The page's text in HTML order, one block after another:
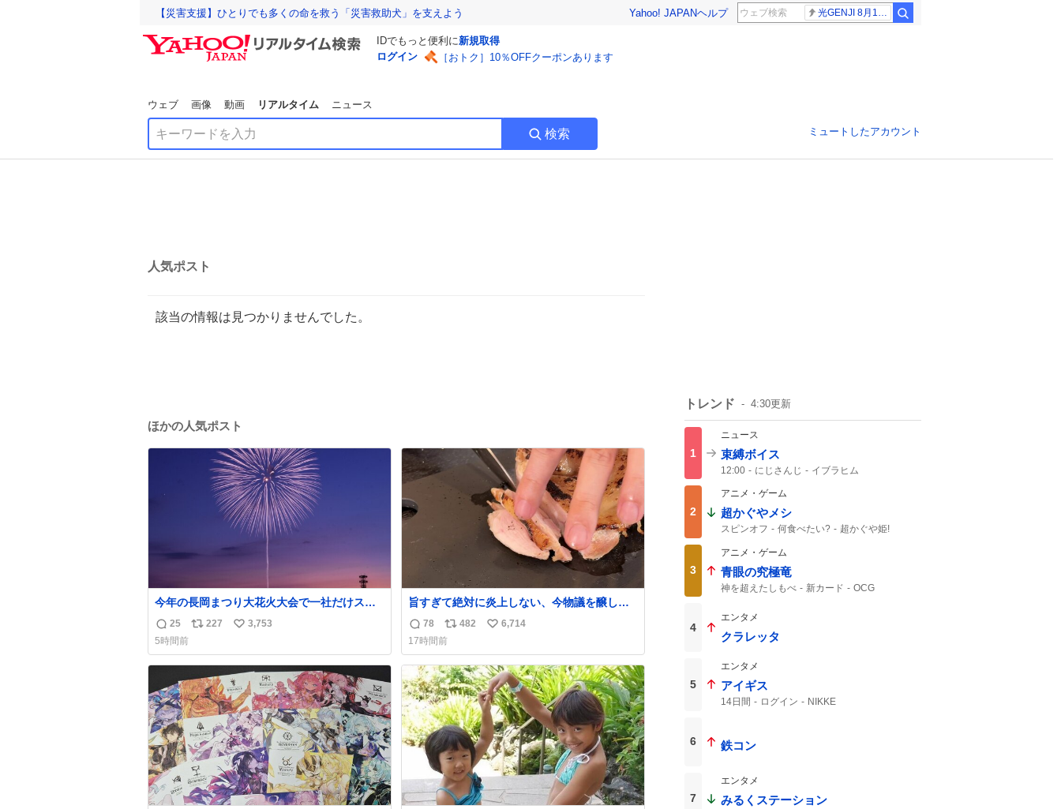
【災害支援】ひとりでも多くの命を救う「災害救助犬」を支えよう Yahoo! JAPANヘルプ 光GENJI 8月19日
IDでもっと便利に新規取得
ログイン
［おトク］10％OFFクーポンあります
ウェブ 画像 動画 リアルタイム ニュース
検索 ミュートしたアカウント
人気ポスト
該当の情報は見つかりませんでした。
ほかの人気ポスト
今年の長岡まつり大花火大会で一社だけスポ
ンサー名をアナウンスされずに花火打ち揚げ
された企業が有った。 企業名から今更ながら
その理由が解った😢
返
信
数
25
リ
ス
ト
数
227
い
ね
数
3,753
5時間前
旨すぎて絶対に炎上しない、今物議を醸して
いる 【鶏のたたき】 を家で作る方法を教えま
す 鶏もも肉に特別な処理をして大葉やみょう
がなどの薬味と一緒にいただきます 夏に食う
とたまりません この調理法、絶対覚えた方が
いいです youtu.be/s0jWxvy14_4
返
信
数
78
リ
ポ
ス
ト
数
482
い
ね
数
6,714
17時間前
トレンド 4:30更新
1
ニュース
束縛ボイス
12:00 にじさんじ イブラヒム
2
アニメ・ゲーム
超かぐやメシ
スピンオフ 何食べたい?
超かぐや姫!
超かぐや姫
3
アニメ・ゲーム
青眼の究極竜
神を超えたしもべ 新カード
OCG
4
エンタメ
クラレッタ
5
エンタメ
アイギス
14日間 ログイン NIKKE
6 鉄コン
7
エンタメ
みるくステーション